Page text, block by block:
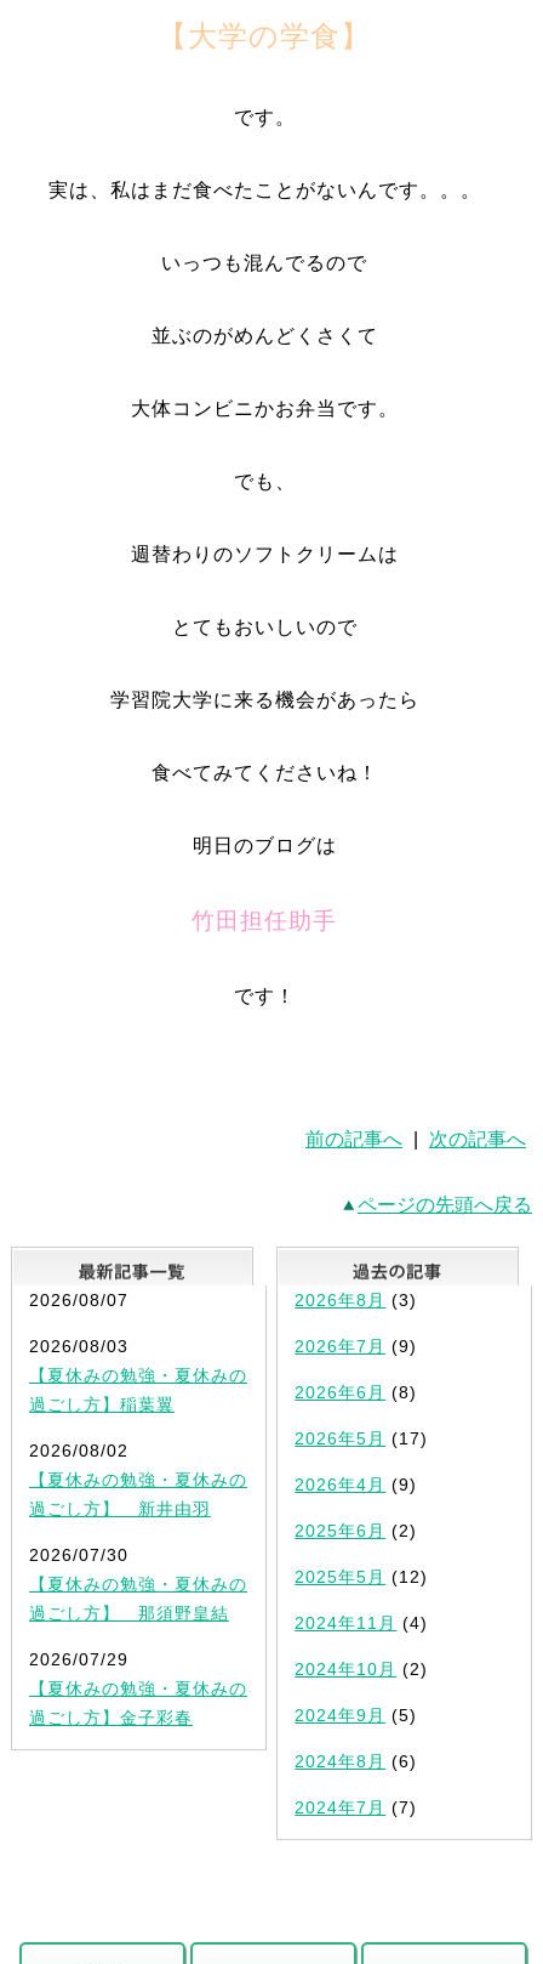
【大学の学食】
です。
実は、私はまだ食べたことがないんです。。。
いっつも混んでるので
並ぶのがめんどくさくて
大体コンビニかお弁当です。
でも、
週替わりのソフトクリームは
とてもおいしいので
学習院大学に来る機会があったら
食べてみてくださいね！
明日のブログは
竹田担任助手
です！
前の記事へ 次の記事へ
ページの先頭へ戻る
最新記事一覧
2026/08/07
2026/08/03
【夏休みの勉強・夏休みの
過ごし方】稲葉翼
2026/08/02
【夏休みの勉強・夏休みの
過ごし方】 新井由羽
2026/07/30
【夏休みの勉強・夏休みの
過ごし方】 那須野皇結
2026/07/29
【夏休みの勉強・夏休みの
過ごし方】金子彩春
2026年8月 (3)
2026年7月 (9)
2026年6月 (8)
2026年5月 (17)
2026年4月 (9)
2025年6月 (2)
2025年5月 (12)
2024年11月 (4)
2024年10月 (2)
2024年9月 (5)
2024年8月 (6)
2024年7月 (7)